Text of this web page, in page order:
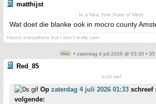
matthijst
In a New York State of Mind
Wat doet die blanke ook in mocro county
Haters everywhere but I don't really care.
• zaterdag 4 juli 2026 @ 03:35 • 35
Red_85
'echt wel'
Op zaterdag 4 juli 2026 01:33 schreef
volgende: